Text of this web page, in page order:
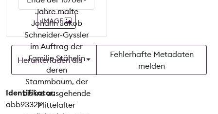
IMAGE
Herunterladen als
Fehlerhafte Metadaten
melden
Identifikator:
abb93327